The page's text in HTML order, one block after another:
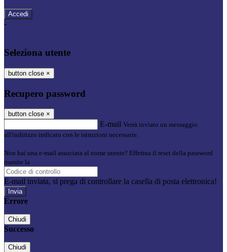
-
Seleziona utente
button close ×
Recupero password
button close ×
E-mail Verrà inviato un messaggio
all'indirizzo indicato con le istruzioni necessarie.
Non hai una e-mail associata al nome utente? Effettua il reset della password
tramite la
E-mail inviata, si prega di controllare la casella di posta elettronica!
Errore
Chiudi
Successo
Chiudi